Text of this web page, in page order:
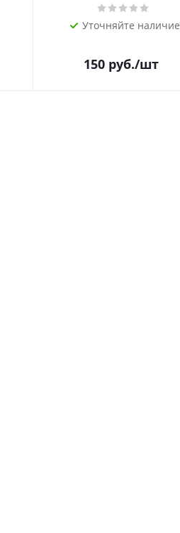
Уточняйте наличие
150 руб./шт